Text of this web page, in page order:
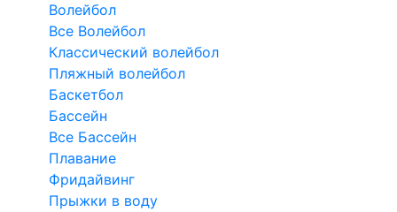
Волейбол
Все Волейбол
Классический волейбол
Пляжный волейбол
Баскетбол
Бассейн
Все Бассейн
Плавание
Фридайвинг
Прыжки в воду